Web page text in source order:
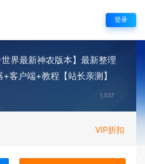
登录
界最新神农版本】最新整理
客户端+教程【站长亲测】
1,037
VIP折扣